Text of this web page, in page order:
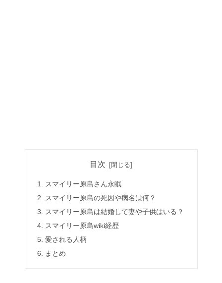
目次
スマイリー原島さん永眠
スマイリー原島の死因や病名は何？
スマイリー原島は結婚して妻や子供はいる？
スマイリー原島wiki経歴
愛される人柄
まとめ